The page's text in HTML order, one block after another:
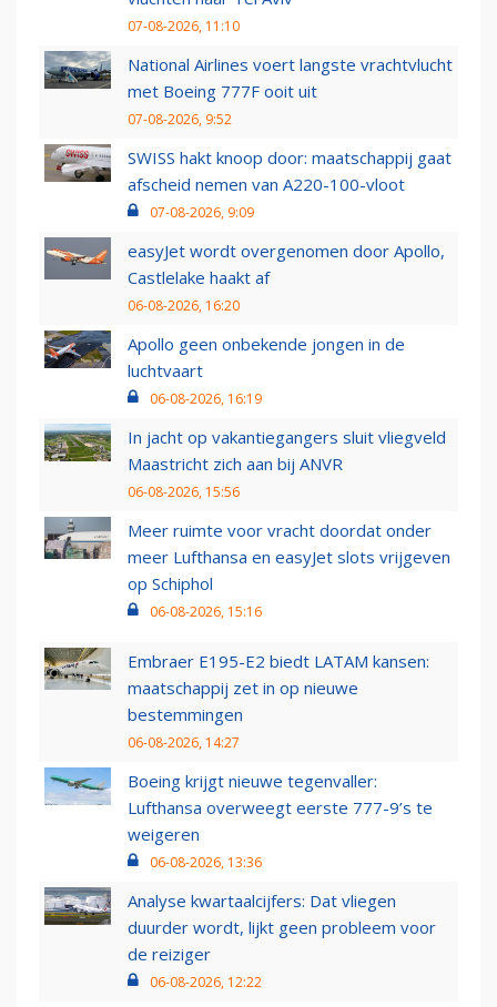
07-08-2026, 11:10
National Airlines voert langste vrachtvlucht
met Boeing 777F ooit uit
07-08-2026, 9:52
SWISS hakt knoop door: maatschappij gaat
afscheid nemen van A220-100-vloot
07-08-2026, 9:09
easyJet wordt overgenomen door Apollo,
Castlelake haakt af
06-08-2026, 16:20
Apollo geen onbekende jongen in de
luchtvaart
06-08-2026, 16:19
In jacht op vakantiegangers sluit vliegveld
Maastricht zich aan bij ANVR
06-08-2026, 15:56
Meer ruimte voor vracht doordat onder
meer Lufthansa en easyJet slots vrijgeven
op Schiphol
06-08-2026, 15:16
Embraer E195-E2 biedt LATAM kansen:
maatschappij zet in op nieuwe
bestemmingen
06-08-2026, 14:27
Boeing krijgt nieuwe tegenvaller:
Lufthansa overweegt eerste 777-9’s te
weigeren
06-08-2026, 13:36
Analyse kwartaalcijfers: Dat vliegen
duurder wordt, lijkt geen probleem voor
de reiziger
06-08-2026, 12:22